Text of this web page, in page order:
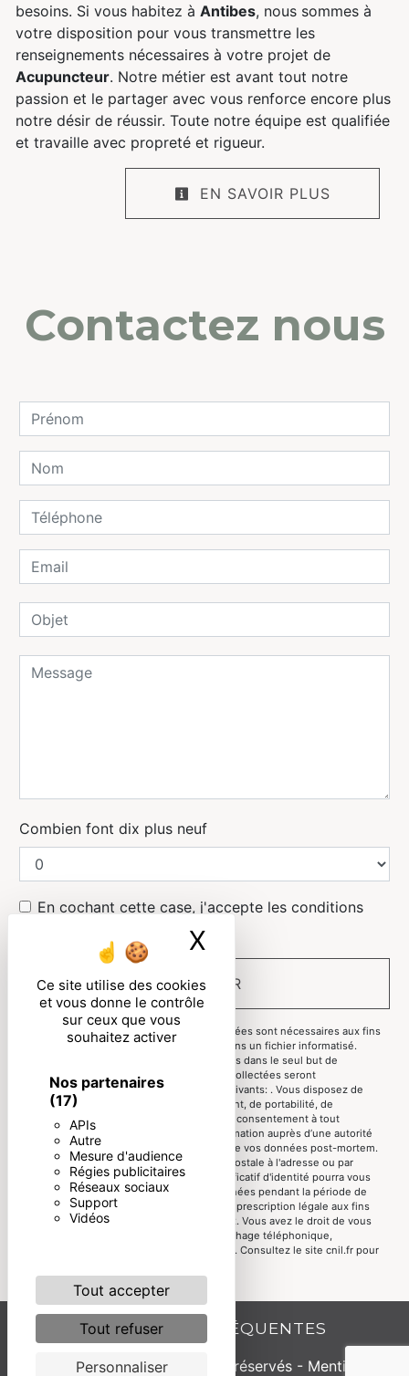
Ce site utilise des cookies
et vous donne le contrôle
sur ceux que vous
souhaitez activer
Nos partenaires
(17)
APIs
Autre
Mesure d'audience
Régies publicitaires
Réseaux sociaux
Support
Vidéos
Tout accepter
Tout refuser
Personnaliser
X
besoins. Si vous habitez à Antibes, nous sommes à
votre disposition pour vous transmettre les
renseignements nécessaires à votre projet de
Acupuncteur. Notre métier est avant tout notre
passion et le partager avec vous renforce encore plus
notre désir de réussir. Toute notre équipe est qualifiée
et travaille avec propreté et rigueur.
EN SAVOIR PLUS
Contactez nous
Combien font dix plus neuf
En cochant cette case, j'accepte les conditions
particulières ci-dessous **
ENVOYER
** Les données personnelles communiquées sont nécessaires aux fins
de vous contacter et sont enregistrées dans un fichier informatisé.
Elles sont destinées à et ses sous-traitants dans le seul but de
répondre à votre message. Les données collectées seront
communiquées aux seuls destinataires suivants: . Vous disposez de
droits d’accès, de rectification, d’effacement, de portabilité, de
limitation, d’opposition, de retrait de votre consentement à tout
moment et du droit d’introduire une réclamation auprès d’une autorité
de contrôle, ainsi que d’organiser le sort de vos données post-mortem.
Vous pouvez exercer ces droits par voie postale à l'adresse ou par
courrier électronique à l'adresse . Un justificatif d'identité pourra vous
être demandé. Nous conservons vos données pendant la période de
prise de contact puis pendant la durée de prescription légale aux fins
probatoires et de gestion des contentieux. Vous avez le droit de vous
inscrire sur la liste d'opposition au démarchage téléphonique,
. Consultez le site cnil.fr pour
RECHERCHES FRÉQUENTES
Vistalid- 2026 - Tous droits réservés - Mentions